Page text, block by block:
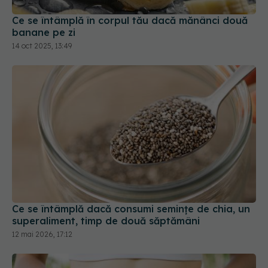
Ce se întâmplă dacă consumi semințe de chia, un
superaliment, timp de două săptămâni
12 mai 2026, 17:12